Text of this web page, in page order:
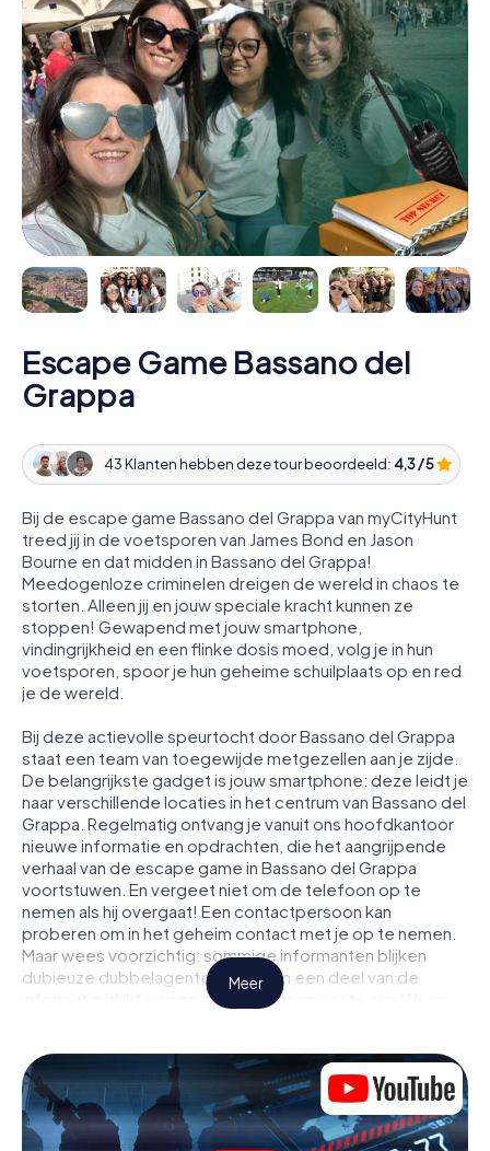
Escape Game Bassano del
Grappa
43 Klanten hebben deze tour beoordeeld: 4,3 / 5
Bij de escape game Bassano del Grappa van myCityHunt
treed jij in de voetsporen van James Bond en Jason
Bourne en dat midden in Bassano del Grappa!
Meedogenloze criminelen dreigen de wereld in chaos te
storten. Alleen jij en jouw speciale kracht kunnen ze
stoppen! Gewapend met jouw smartphone,
vindingrijkheid en een flinke dosis moed, volg je in hun
voetsporen, spoor je hun geheime schuilplaats op en red
je de wereld.
Bij deze actievolle speurtocht door Bassano del Grappa
staat een team van toegewijde metgezellen aan je zijde.
De belangrijkste gadget is jouw smartphone: deze leidt je
naar verschillende locaties in het centrum van Bassano del
Grappa. Regelmatig ontvang je vanuit ons hoofdkantoor
nieuwe informatie en opdrachten, die het aangrijpende
verhaal van de escape game in Bassano del Grappa
voortstuwen. En vergeet niet om de telefoon op te
nemen als hij overgaat! Een contactpersoon kan
proberen om in het geheim contact met je op te nemen.
Maar wees voorzichtig: sommige informanten blijken
dubieuze dubbelagenten te zijn en een deel van de
informatie blijkt een opzettelijk vals spoor te zijn. Wees
Anders dan in een klassieke escaperoom in Bassano del
Grappa zit je niet opgesloten in een kamer waaruit je
jezelf binnen een bepaald tijdvenster moet bevrijden.
Meer